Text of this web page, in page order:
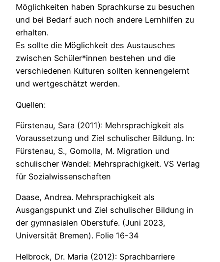
Möglichkeiten haben Sprachkurse zu besuchen
und bei Bedarf auch noch andere Lernhilfen zu
erhalten.
Es sollte die Möglichkeit des Austausches
zwischen Schüler*innen bestehen und die
verschiedenen Kulturen sollten kennengelernt
und wertgeschätzt werden.
Quellen:
Fürstenau, Sara (2011): Mehrsprachigkeit als
Voraussetzung und Ziel schulischer Bildung. In:
Fürstenau, S., Gomolla, M. Migration und
schulischer Wandel: Mehrsprachigkeit. VS Verlag
für Sozialwissenschaften
Daase, Andrea. Mehrsprachigkeit als
Ausgangspunkt und Ziel schulischer Bildung in
der gymnasialen Oberstufe. (Juni 2023,
Universität Bremen). Folie 16-34
Helbrock, Dr. Maria (2012): Sprachbarriere